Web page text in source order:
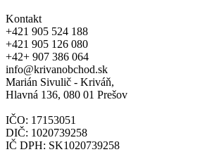
Kontakt
+421 905 524 188
+421 905 126 080
+42+ 907 386 064
info@krivanobchod.sk
Marián Sivulič - Kriváň,
Hlavná 136, 080 01 Prešov
IČO: 17153051
DIČ: 1020739258
IČ DPH: SK1020739258